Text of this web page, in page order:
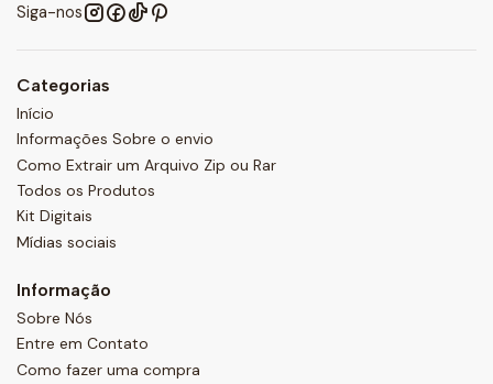
Siga-nos
Categorias
Início
Informações Sobre o envio
Como Extrair um Arquivo Zip ou Rar
Todos os Produtos
Kit Digitais
Mídias sociais
Informação
Sobre Nós
Entre em Contato
Como fazer uma compra